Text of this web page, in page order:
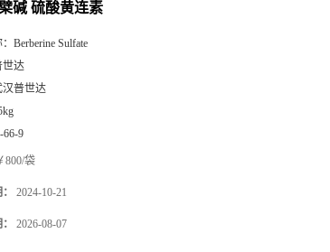
碱 硫酸黄连素
Berberine Sulfate
世达
汉普世达
66-9
800/袋
2024-10-21
2026-08-07